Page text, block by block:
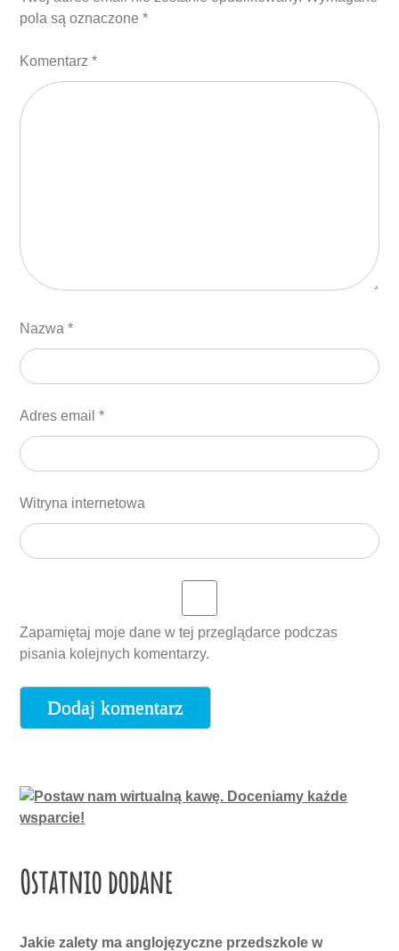
pola są oznaczone*
Komentarz*
Nazwa*
Adres email*
Witryna internetowa
Zapamiętaj moje dane w tej przeglądarce podczas
pisania kolejnych komentarzy.
Ostatnio dodane
Jakie zalety ma anglojęzyczne przedszkole w